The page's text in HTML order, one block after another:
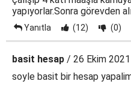
yapıyorlar.Sonra görevden
Yanıtla (12) (0)
basit hesap / 26 Ekim
soyle basit bir hesap